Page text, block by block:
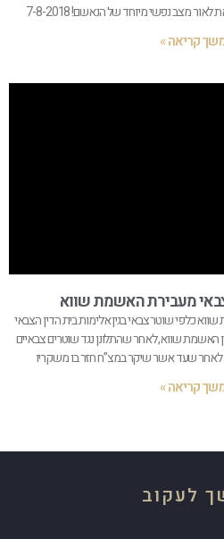
קריאה »
צבאי מעבירת האשמת שווא
כלפי שוטר צבאי בגין אלימות בית הדין הצבאי
האשמת שווא, לאחר שהתלונן נגד שוטרים צבאיים
לאחר שעד אשר שיקר במצ”ח חזר בו משקריו
קריאה »
לעקוב